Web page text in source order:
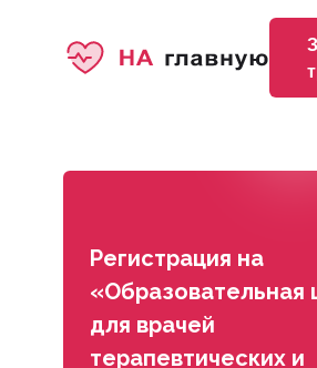
Регистрация на
«Образовательная
для врачей
терапевтических и